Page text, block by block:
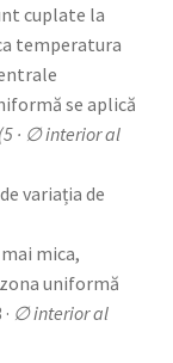
cuplate la
temperatura
se aplică
· ∅ interior al
variația de
mica,
uniformă
∅ interior al